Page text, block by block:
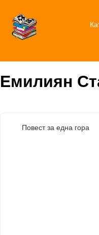
Емилиян
Повест за една гора